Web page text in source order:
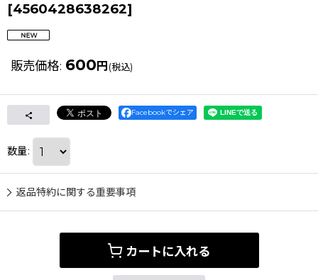
[4560428638262]
販売価格: 600 円 (税込)
Facebookでシェア
数量:
返品特約に関する重要事項
カートに入れる